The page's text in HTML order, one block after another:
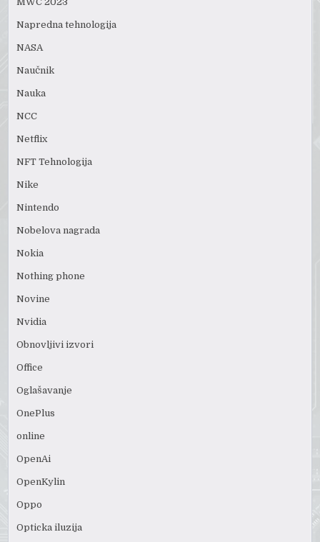
Napredna tehnologija
NASA
Naučnik
Nauka
NCC
Netflix
NFT Tehnologija
Nike
Nintendo
Nobelova nagrada
Nokia
Nothing phone
Novine
Nvidia
Obnovljivi izvori
Office
Oglašavanje
OnePlus
online
OpenAi
OpenKylin
Oppo
Opticka iluzija